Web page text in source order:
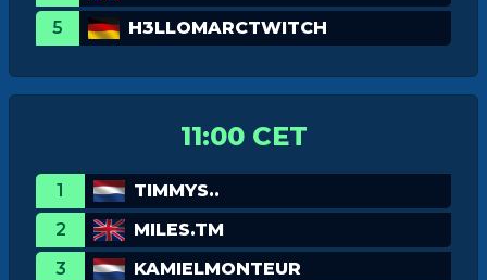
5
H3LLOMARCTWITCH
11:00 CET
1
TIMMYS..
2
MILES.TM
3
KAMIELMONTEUR